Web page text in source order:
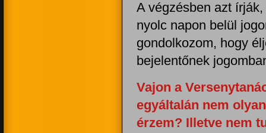
A végzésben azt
nyolc napon belül
gondolkozom, hogy
bejelentőnek
Vajon a
egyáltalán nem
érzem? Illetve nem